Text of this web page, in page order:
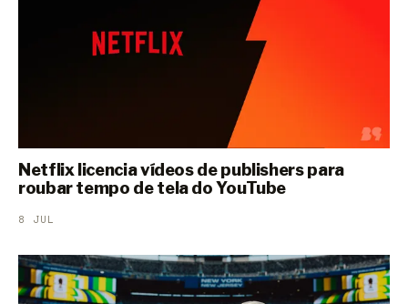
Netflix licencia vídeos de publishers para
roubar tempo de tela do YouTube
8 JUL